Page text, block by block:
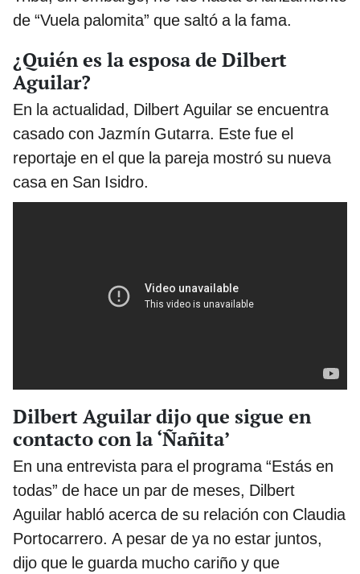
de “Vuela palomita” que saltó a la fama.
¿Quién es la esposa de Dilbert
Aguilar?
En la actualidad, Dilbert Aguilar se encuentra
casado con Jazmín Gutarra. Este fue el
reportaje en el que la pareja mostró su nueva
casa en San Isidro.
Dilbert Aguilar dijo que sigue en
contacto con la ‘Ñañita’
En una entrevista para el programa “Estás en
todas” de hace un par de meses, Dilbert
Aguilar habló acerca de su relación con Claudia
Portocarrero. A pesar de ya no estar juntos,
dijo que le guarda mucho cariño y que